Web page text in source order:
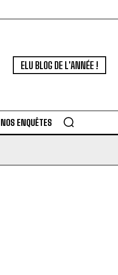
ELU BLOG DE L'ANNÉE !
NOS ENQUÊTES